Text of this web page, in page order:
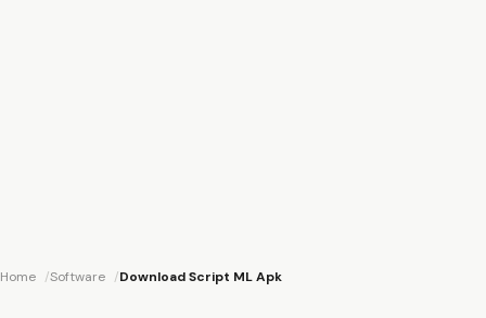
Home Software Download Script ML Apk